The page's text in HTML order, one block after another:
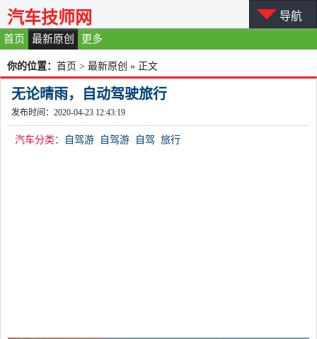
首页 最新原创 更多
汽车技师网 导航
你的位置： 首页 > 最新原创 » 正文
无论晴雨，自动驾驶旅行
发布时间：2020-04-23 12:43:19
汽车分类： 自驾游 自驾游 自驾 旅行